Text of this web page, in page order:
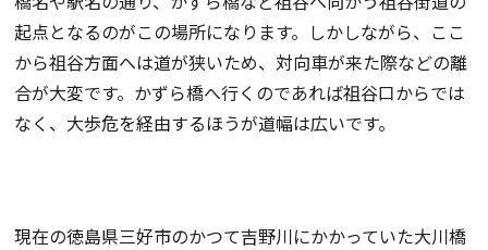
起点となるのがこの場所になります。しかしながら、ここ
から祖谷方面へは道が狭いため、対向車が来た際などの離
合が大変です。かずら橋へ行くのであれば祖谷口からでは
なく、大歩危を経由するほうが道幅は広いです。
現在の徳島県三好市のかつて吉野川にかかっていた大川橋